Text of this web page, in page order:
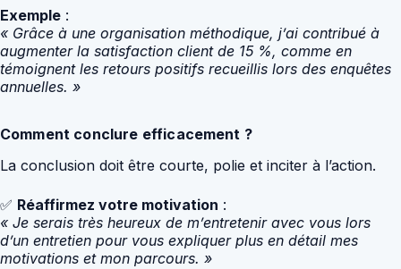
Exemple :
« Grâce à une organisation méthodique, j’ai contribué à
augmenter la satisfaction client de 15 %, comme en
témoignent les retours positifs recueillis lors des enquêtes
annuelles. »
Comment conclure efficacement ?
La conclusion doit être courte, polie et inciter à l’action.
✅ Réaffirmez votre motivation :
« Je serais très heureux de m’entretenir avec vous lors
d’un entretien pour vous expliquer plus en détail mes
motivations et mon parcours. »